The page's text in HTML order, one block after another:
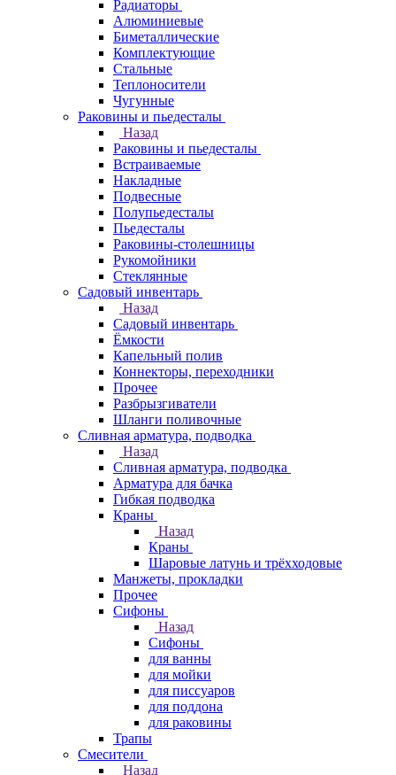
Радиаторы
Алюминиевые
Биметаллические
Комплектующие
Стальные
Теплоносители
Чугунные
Раковины и пьедесталы
Назад
Раковины и пьедесталы
Встраиваемые
Накладные
Подвесные
Полупьедесталы
Пьедесталы
Раковины-столешницы
Рукомойники
Стеклянные
Садовый инвентарь
Назад
Садовый инвентарь
Ёмкости
Капельный полив
Коннекторы, переходники
Прочее
Разбрызгиватели
Шланги поливочные
Сливная арматура, подводка
Назад
Сливная арматура, подводка
Арматура для бачка
Гибкая подводка
Краны
Назад
Краны
Шаровые латунь и трёхходовые
Манжеты, прокладки
Прочее
Сифоны
Назад
Сифоны
для ванны
для мойки
для писсуаров
для поддона
для раковины
Трапы
Смесители
Назад